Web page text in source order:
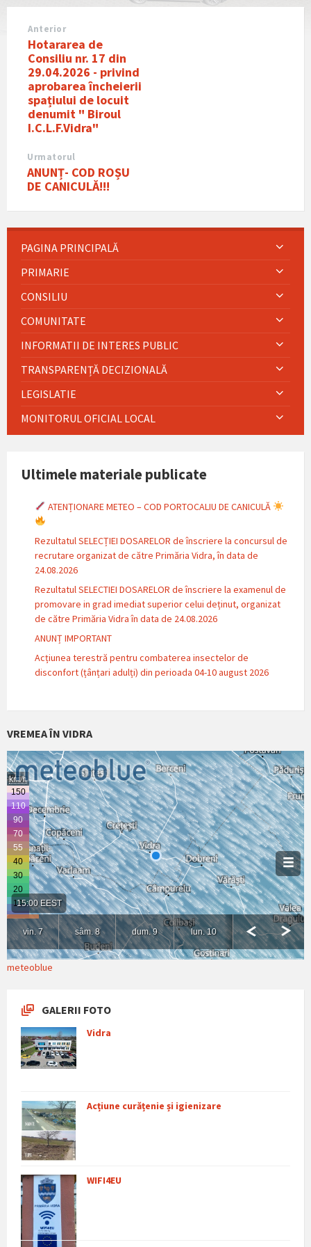
Anterior
Hotararea de
Consiliu nr. 17 din
29.04.2026 - privind
aprobarea încheierii
spațiului de locuit
denumit " Biroul
I.C.L.F.Vidra"
Urmatorul
ANUNȚ- COD ROȘU
DE CANICULĂ!!!
PAGINA PRINCIPALĂ
PRIMARIE
CONSILIU
COMUNITATE
INFORMATII DE INTERES PUBLIC
TRANSPARENȚĂ DECIZIONALĂ
LEGISLATIE
MONITORUL OFICIAL LOCAL
Ultimele materiale publicate
ATENȚIONARE METEO – COD PORTOCALIU DE CANICULĂ
Rezultatul SELECȚIEI DOSARELOR de înscriere la concursul de
recrutare organizat de către Primăria Vidra, în data de
24.08.2026
Rezultatul SELECTIEI DOSARELOR de înscriere la examenul de
promovare in grad imediat superior celui deținut, organizat
de către Primăria Vidra în data de 24.08.2026
ANUNȚ IMPORTANT
Acțiunea terestră pentru combaterea insectelor de
disconfort (țânțari adulți) din perioada 04-10 august 2026
VREMEA ÎN VIDRA
meteoblue
GALERII FOTO
Vidra
Acțiune curățenie și igienizare
WIFI4EU